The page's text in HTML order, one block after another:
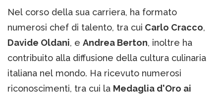
Nel corso della sua carriera, ha formato
numerosi chef di talento, tra cui Carlo Cracco,
Davide Oldani, e Andrea Berton, inoltre ha
contribuito alla diffusione della cultura culinaria
italiana nel mondo. Ha ricevuto numerosi
riconoscimenti, tra cui la Medaglia d'Oro ai